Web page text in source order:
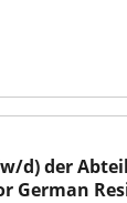
d) der
German